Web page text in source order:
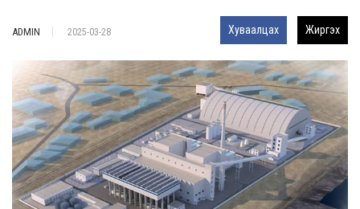
ADMIN 2025-03-28 Хуваалцах Жиргэх